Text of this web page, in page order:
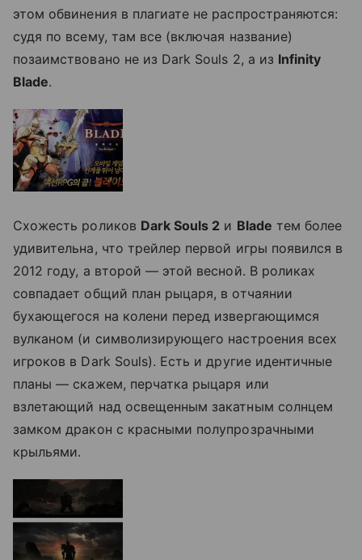
этом обвинения в плагиате не распространяются:
судя по всему, там все (включая название)
позаимствовано не из Dark Souls 2, а из Infinity
Blade.
Схожесть роликов Dark Souls 2 и Blade тем более
удивительна, что трейлер первой игры появился в
2012 году, а второй — этой весной. В роликах
совпадает общий план рыцаря, в отчаянии
бухающегося на колени перед извергающимся
вулканом (и символизирующего настроения всех
игроков в Dark Souls). Есть и другие идентичные
планы — скажем, перчатка рыцаря или
взлетающий над освещенным закатным солнцем
замком дракон с красными полупрозрачными
крыльями.